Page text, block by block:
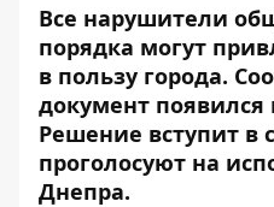
Все нарушители
порядка могут
в пользу города.
документ появился
Решение вступит в
проголосуют на
Днепра.